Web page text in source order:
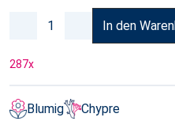
In den
287x
Blumig Chypre